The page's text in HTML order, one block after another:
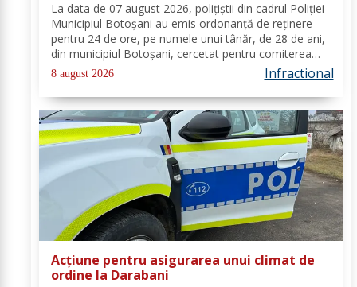
La data de 07 august 2026, polițiștii din cadrul Poliției
Municipiul Botoșani au emis ordonanță de reținere
pentru 24 de ore, pe numele unui tânăr, de 28 de ani,
din municipiul Botoșani, cercetat pentru comiterea
infracțiunii de furt. În urma probatoriului administrat,
s-a stabilit faptul că, în...
8 august 2026 Infractional
Acțiune pentru asigurarea unui climat de
ordine la Darabani